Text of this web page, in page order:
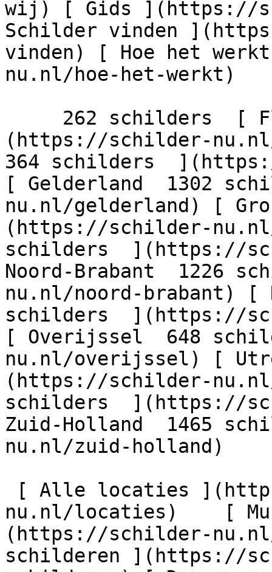
wij) [ Gids ](https://
Schilder vinden
vinden) [ Hoe het
nu.nl/hoe-het-werkt)
(https://schilder-
364 schilders
[ Gelderland  1302
nu.nl/gelderland) [
(https://schilder-
schilders  ](https://
Noord-Brabant  1226
nu.nl/noord-brabant) [
schilders  ](https://
[ Overijssel  648
nu.nl/overijssel) [
(https://schilder-
schilders  ](https://
Zuid-Holland  1465
nu.nl/zuid-holland)
nu.nl/locaties)    [
(https://schilder-
schilderen ](https://